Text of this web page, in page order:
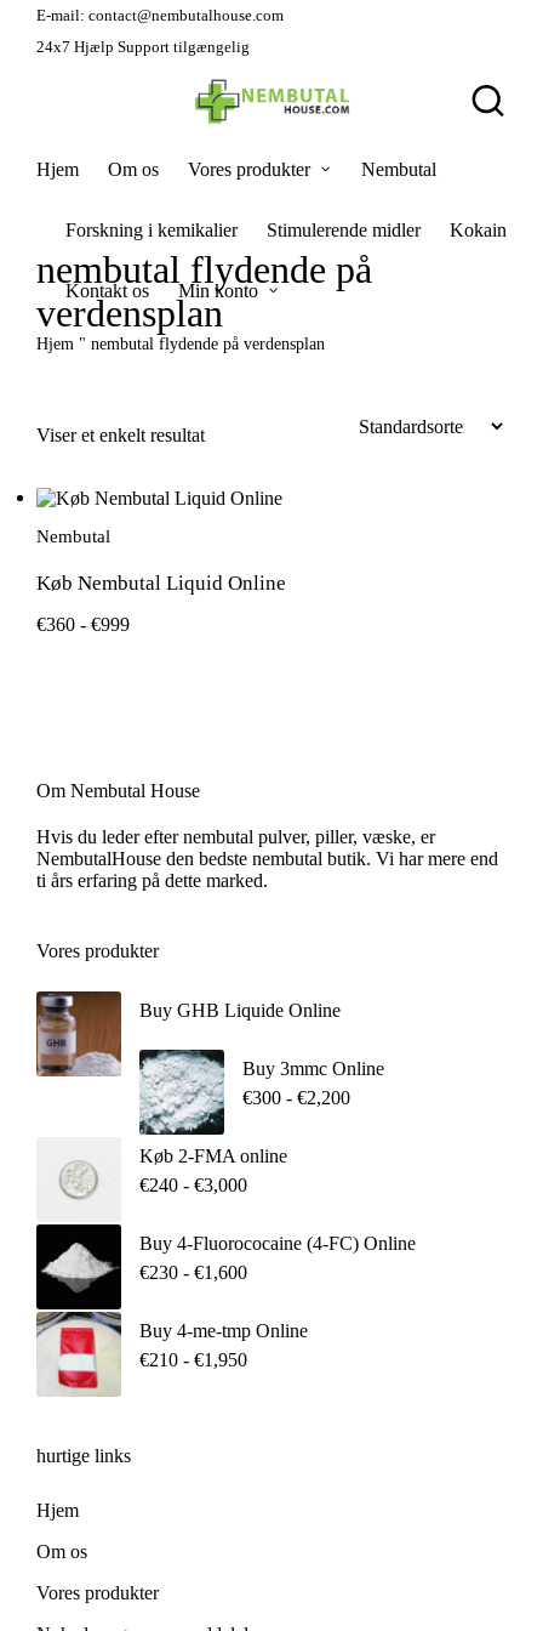
E-mail: contact@nembutalhouse.com
24x7 Hjælp Support tilgængelig
Hjem Om os Vores produkter Nembutal
Forskning i kemikalier Stimulerende midler Kokain
Kontakt os Min konto
nembutal flydende på
verdensplan
Hjem " nembutal flydende på verdensplan
Viser et enkelt resultat
Nembutal
Køb Nembutal Liquid Online
€360 - €999
Om Nembutal House
Hvis du leder efter nembutal pulver, piller, væske, er
NembutalHouse den bedste nembutal butik. Vi har mere end
ti års erfaring på dette marked.
Vores produkter
Buy GHB Liquide Online
Buy 3mmc Online
€300 - €2,200
Køb 2-FMA online
€240 - €3,000
Buy 4-Fluorococaine (4-FC) Online
€230 - €1,600
Buy 4-me-tmp Online
€210 - €1,950
hurtige links
Hjem
Om os
Vores produkter